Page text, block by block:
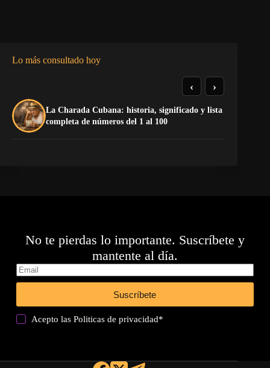
Lo más consultado hoy
La Charada Cubana: historia, significado y lista
completa de números del 1 al 100
‹ ›
No te pierdas lo importante. Suscríbete y
mantente al día.
Suscríbete
Acepto lasPoliticas de privacidad*